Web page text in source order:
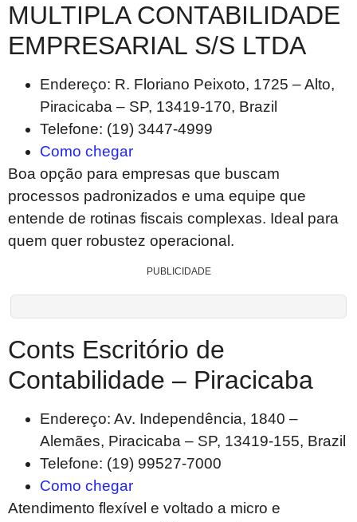
MULTIPLA CONTABILIDADE
EMPRESARIAL S/S LTDA
Endereço: R. Floriano Peixoto, 1725 – Alto,
Piracicaba – SP, 13419-170, Brazil
Telefone: (19) 3447-4999
Como chegar
Boa opção para empresas que buscam
processos padronizados e uma equipe que
entende de rotinas fiscais complexas. Ideal para
quem quer robustez operacional.
PUBLICIDADE
Conts Escritório de
Contabilidade – Piracicaba
Endereço: Av. Independência, 1840 –
Alemães, Piracicaba – SP, 13419-155, Brazil
Telefone: (19) 99527-7000
Como chegar
Atendimento flexível e voltado a micro e